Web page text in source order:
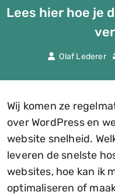
Lees hier hoe je
Olaf Lederer
Wij komen ze
over WordPress en
website snelheid.
leveren de snelste
websites, hoe kan ik
optimaliseren of